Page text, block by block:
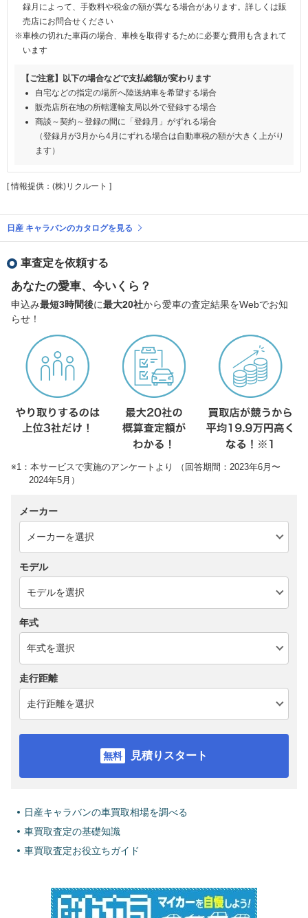
録月によって、手数料や税金の額が異なる場合があります。詳しくは販
売店にお問合せください
※車検の切れた車両の場合、車検を取得するために必要な費用も含まれて
います
【ご注意】以下の場合などで支払総額が変わります
自宅などの指定の場所へ陸送納車を希望する場合
販売店所在地の所轄運輸支局以外で登録する場合
商談～契約～登録の間に「登録月」がずれる場合
（登録月が3月から4月にずれる場合は自動車税の額が大きく上がり
ます）
[ 情報提供：(株)リクルート ]
日産 キャラバンのカタログを見る
車査定を依頼する
あなたの愛車、今いくら？
申込み最短3時間後に最大20社から愛車の査定結果をWebでお知
らせ！
※1：本サービスで実施のアンケートより （回答期間：2023年6月〜
2024年5月）
メーカー
モデル
年式
走行距離
見積りスタート
日産キャラバンの車買取相場を調べる
車買取査定の基礎知識
車買取査定お役立ちガイド